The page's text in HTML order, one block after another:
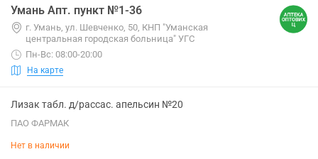
Умань Апт. пункт №1-36
г. Умань, ул. Шевченко, 50, КНП "Уманская
центральная городская больница" УГС
Пн-Вс: 08:00-20:00
На карте
Лизак табл. д/рассас. апельсин №20
ПАО ФАРМАК
Нет в наличии